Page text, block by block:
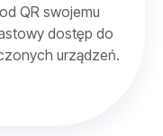
QR swojemu
dostęp do
urządzeń.